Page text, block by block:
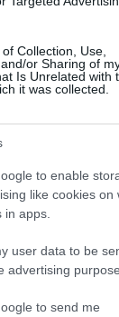
Collection, Use,
or Sharing of
Is Unrelated with
it was collected.
to enable
like cookies on
apps.
user data to be
advertising
to send me
Imre
a
is várja
hirdet.